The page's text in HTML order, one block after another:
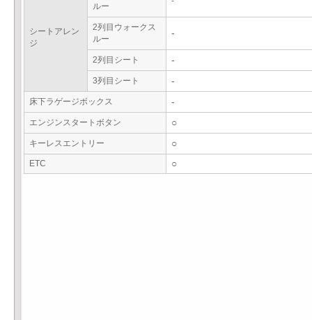
シートアレン
ジ
ルー
2列目ウォークス
ルー
-
2列目シート -
3列目シート -
床下ラゲージボックス -
エンジンスタートボタン ○
キーレスエントリー ○
ETC ○